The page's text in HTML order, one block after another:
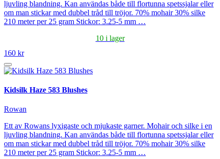
ljuvling blandning. Kan användas både till flortunna spetssjalar eller
om man stickar med dubbel tråd till tröjor. 70% mohair 30% silke
210 meter per 25 gram Stickor: 3.25-5 mm …
10 i lager
160 kr
Kidsilk Haze 583 Blushes
Rowan
Ett av Rowans lyxigaste och mjukaste garner. Mohair och silke i en
ljuvling blandning. Kan användas både till flortunna spetssjalar eller
om man stickar med dubbel tråd till tröjor. 70% mohair 30% silke
210 meter per 25 gram Stickor: 3.25-5 mm …